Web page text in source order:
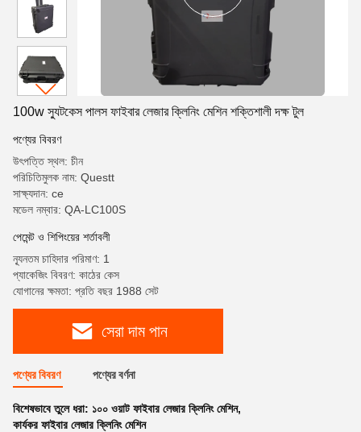
100w স্যুটকেস পালস ফাইবার লেজার ক্লিনিং মেশিন শক্তিশালী দক্ষ টুল
পণ্যের বিবরণ
উৎপত্তি স্থল: চীন
পরিচিতিমুলক নাম: Questt
সাক্ষ্যদান: ce
মডেল নম্বার: QA-LC100S
পেমেন্ট ও শিপিংয়ের শর্তাবলী
ন্যূনতম চাহিদার পরিমাণ: 1
প্যাকেজিং বিবরণ: কাঠের কেস
যোগানের ক্ষমতা: প্রতি বছর 1988 সেট
সেরা দাম পান
পণ্যের বিবরণ পণ্যের বর্ণনা
বিশেষভাবে তুলে ধরা: ১০০ ওয়াট ফাইবার লেজার ক্লিনিং মেশিন,
কার্যকর ফাইবার লেজার ক্লিনিং মেশিন